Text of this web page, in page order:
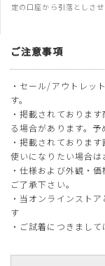
定の口座から引落としさせ
ご注意事項
・セール/アウトレッ
す。
・掲載されておりま
る場合があります。予
・掲載されておりま
使いになりたい場合は
・仕様および外観・
ご了承下さい。
・当オンラインスト
す
・ご試着につきまし